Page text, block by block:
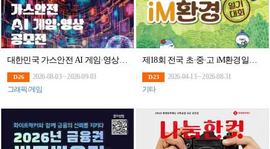
대한민국 가스안전 AI 게임·영상 공모전(~9/3)
D-26
2026-08-03 ~ 2026-09-03
그래픽/게임
제18회 전국 초·중·고 iM환경일기 대회(~8/31)
D-23
2026-04-13 ~ 2026-08-31
기타